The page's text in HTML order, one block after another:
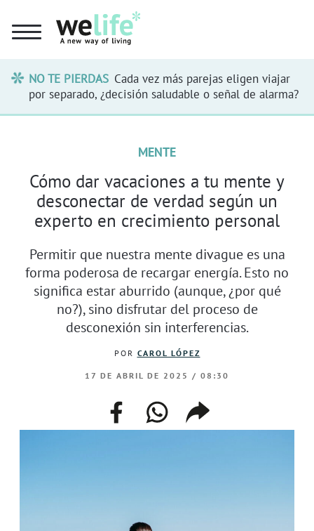
NO TE PIERDAS Cada vez más parejas eligen viajar
por separado, ¿decisión saludable o señal de alarma?
MENTE
Cómo dar vacaciones a tu mente y
desconectar de verdad según un
experto en crecimiento personal
Permitir que nuestra mente divague es una
forma poderosa de recargar energía. Esto no
significa estar aburrido (aunque, ¿por qué
no?), sino disfrutar del proceso de
desconexión sin interferencias.
POR CAROL LÓPEZ
17 DE ABRIL DE 2025 / 08:30
facebookwhatsappcompartir
enlace